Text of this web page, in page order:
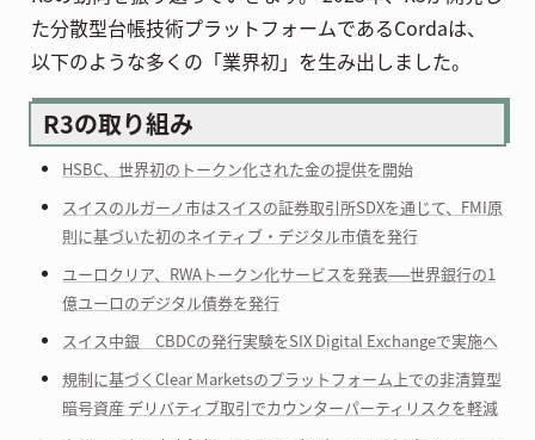
た分散型台帳技術プラットフォームであるCordaは、
以下のような多くの「業界初」を生み出しました。
R3の取り組み
HSBC、世界初のトークン化された金の提供を開始
スイスのルガーノ市はスイスの証券取引所SDXを通じて、FMI原
則に基づいた初のネイティブ・デジタル市債を発行
ユーロクリア、RWAトークン化サービスを発表──世界銀行の1
億ユーロのデジタル債券を発行
スイス中銀 CBDCの発行実験をSIX Digital Exchangeで実施へ
規制に基づくClear Marketsのプラットフォーム上での非清算型
暗号資産 デリバティブ取引でカウンターパーティリスクを軽減